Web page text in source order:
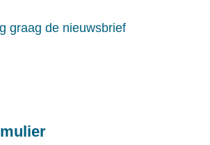
graag de nieuwsbrief